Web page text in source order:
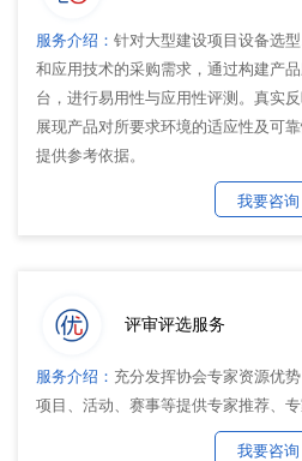
服务介绍： 针对大型建设项目设备选
和应用技术的采购需求，通过构建产
台，进行易用性与应用性评测。真实
展现产品对所要求环境的适应性及可
提供参考依据。
我要咨询
评审评选服务
服务介绍： 充分发挥协会专家资源优
项目、活动、赛事等提供专家推荐、专
我要咨询